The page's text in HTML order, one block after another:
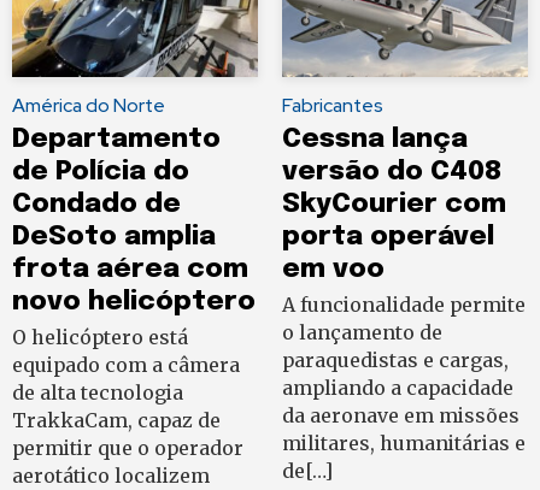
América do Norte
Departamento
de Polícia do
Condado de
DeSoto amplia
frota aérea com
novo helicóptero
O helicóptero está
equipado com a câmera
de alta tecnologia
TrakkaCam, capaz de
permitir que o operador
aerotático localizem
Fabricantes
Cessna lança
versão do C408
SkyCourier com
porta operável
em voo
A funcionalidade permite
o lançamento de
paraquedistas e cargas,
ampliando a capacidade
da aeronave em missões
militares, humanitárias e
de[…]